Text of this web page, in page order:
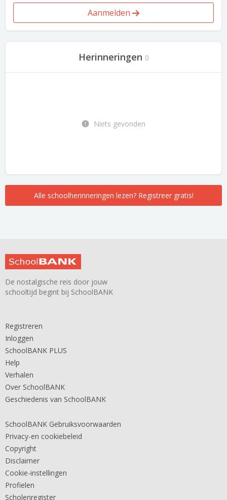
Aanmelden
Herinneringen 0
Niets gevonden
Alle schoolherinneringen lezen? Registreer gratis!
De nostalgische reis door jouw
schooltijd begint bij SchoolBANK
Registreren
Inloggen
SchoolBANK PLUS
Help
Verhalen
Over SchoolBANK
Geschiedenis van SchoolBANK
SchoolBANK Gebruiksvoorwaarden
Privacy-en cookiebeleid
Copyright
Disclaimer
Cookie-instellingen
Profielen
Scholenregister